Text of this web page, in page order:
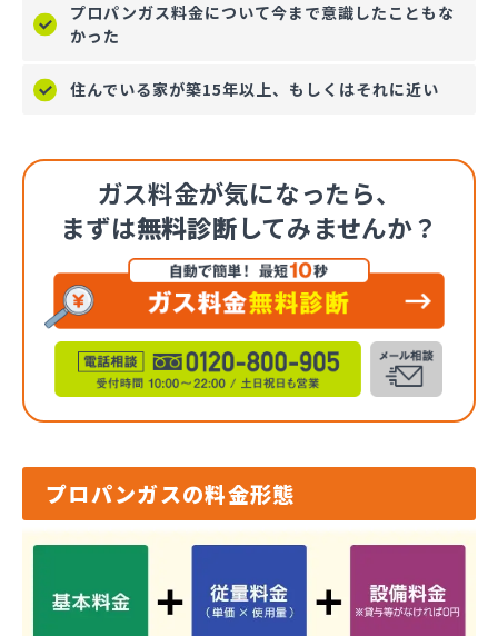
プロパンガス料金について今まで意識したこともな
かった
住んでいる家が築15年以上、もしくはそれに近い
ガス料金が気になったら、
まずは無料診断してみませんか？
プロパンガスの料金形態